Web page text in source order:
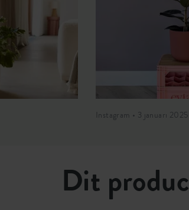
Instagram • 3 januari 2025
Dit